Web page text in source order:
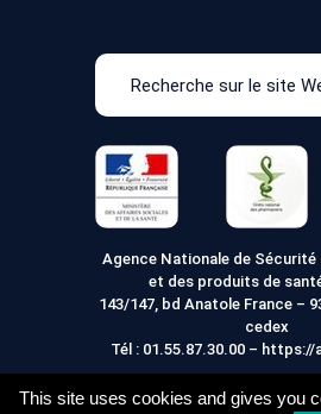
Recherche
le
site
Web
Agence Nationale de Sécurité
et des produits de
143/147, bd Anatole France –
cedex
Tél : 01.55.87.30.00 – https://
This site uses cookies and gives you